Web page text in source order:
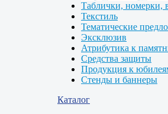
Таблички, номерки,
Текстиль
Тематические
Эксклюзив
Атрибутика к
Средства защиты
Продукция к
Стенды и баннеры
Каталог